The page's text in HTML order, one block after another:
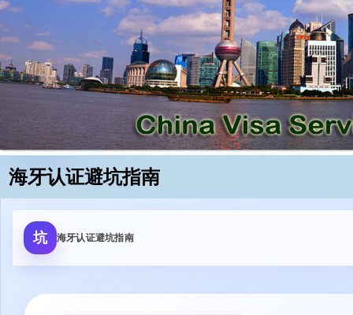
海牙认证避坑指南
跳到正文
坑 海牙认证避坑指南